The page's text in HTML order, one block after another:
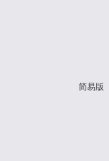
简易版